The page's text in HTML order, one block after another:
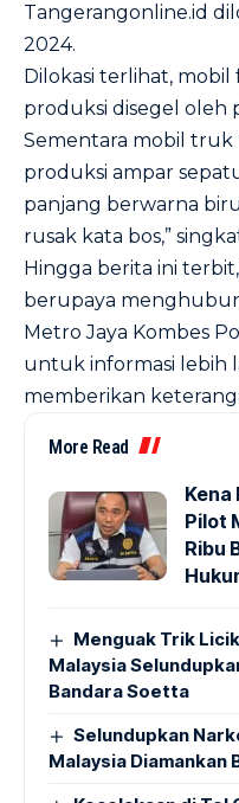
Tangerangonline.id
2024.
Dilokasi terlihat,
produksi disegel oleh
Sementara mobil truk
produksi ampar
panjang berwarna
rusak kata bos,”
Hingga berita ini
berupaya
Metro Jaya Kombes
untuk informasi lebih
memberikan
More Read
Kena
Pilot
Ribu
Menguak Trik
Malaysia
Bandara Soetta
Selundupkan
Malaysia Diamankan